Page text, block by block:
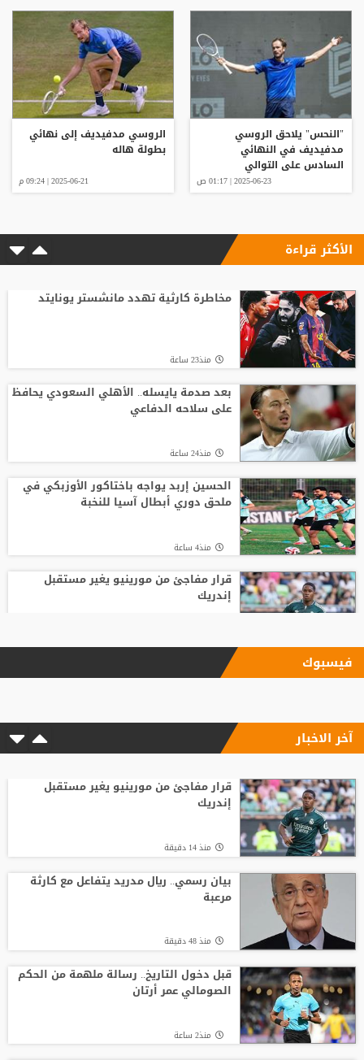
"النحس" يلاحق الروسي
مدفيديف في النهائي
السادس على التوالي
2025-06-23 | 01:17 ص
الروسي مدفيديف إلى نهائي
بطولة هاله
2025-06-21 | 09:24 م
الأكثر قراءة
مخاطرة كارثية تهدد مانشستر يونايتد
منذ23 ساعة
بعد صدمة يايسله.. الأهلي السعودي يحافظ
على سلاحه الدفاعي
منذ24 ساعة
الحسين إربد يواجه باختاكور الأوزبكي في
ملحق دوري أبطال آسيا للنخبة
منذ4 ساعة
قرار مفاجئ من مورينيو يغير مستقبل
إندريك
غوارديولا يقدم "خدمة العمر" لبرشلونة
وفاة والد ميسي؟
نجم الهلال السعودي يطلب الانضمام إلى
طرابزون
حقيقة تعزية رونالدو لميسي بعد وفاة
والده..
فيسبوك
آخر الاخبار
قرار مفاجئ من مورينيو يغير مستقبل
إندريك
منذ 14 دقيقة
بيان رسمي.. ريال مدريد يتفاعل مع كارثة
مرعبة
منذ 48 دقيقة
قبل دخول التاريخ.. رسالة ملهمة من الحكم
الصومالي عمر أرتان
منذ2 ساعة